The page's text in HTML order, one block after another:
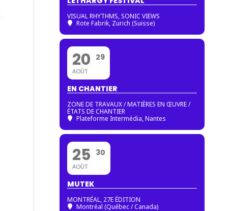
VISUAL RHYTHMS, SONIC VIEWS
Rote Fabrik, Zurich (Suisse)
20
AOÛT
29
EN CHANTIER
ZONE DE TRAVAUX / MATIÈRES EN ŒUVRE /
ÉTATS DE CHANTIER
Plateforme Intermédia, Nantes
25
AOÛT
30
MUTEK
MONTRÉAL, 27E ÉDITION
Montréal (Québec / Canada)